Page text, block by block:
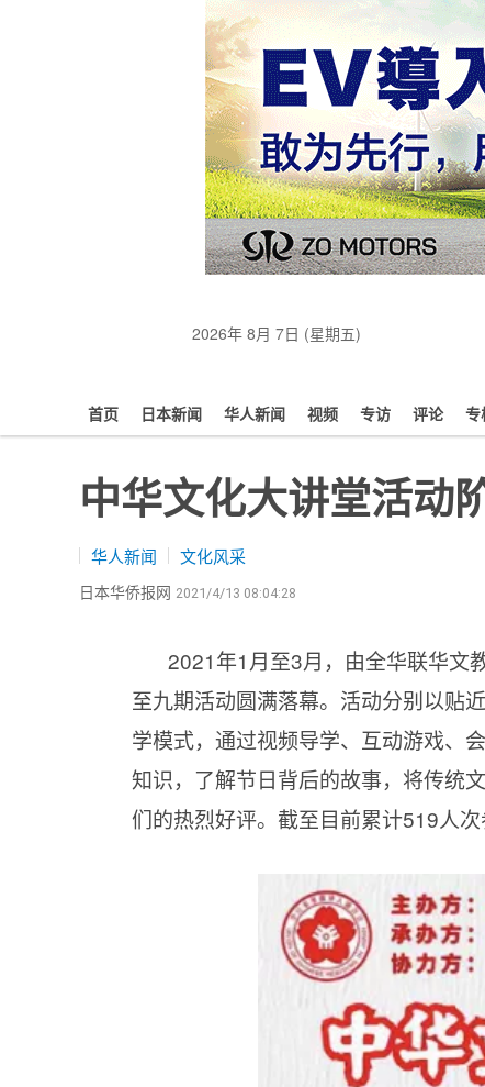
2026年 8月 7日 (星期五)
首页 日本新闻 华人新闻 视频 专访 评论 专
中华文化大讲堂活动
华人新闻 文化风采
日本华侨报网 2021/4/13 08:04:28
2021年1月至3月，由全华联华文
至九期活动圆满落幕。活动分别以贴
学模式，通过视频导学、互动游戏、
知识，了解节日背后的故事，将传统
们的热烈好评。截至目前累计519人次